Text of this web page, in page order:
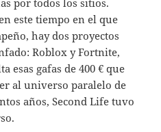
por todos los sitios.
este tiempo en el que
hay dos proyectos
Roblox y Fortnite,
esas gafas de 400 € que
al universo paralelo de
años, Second Life tuvo